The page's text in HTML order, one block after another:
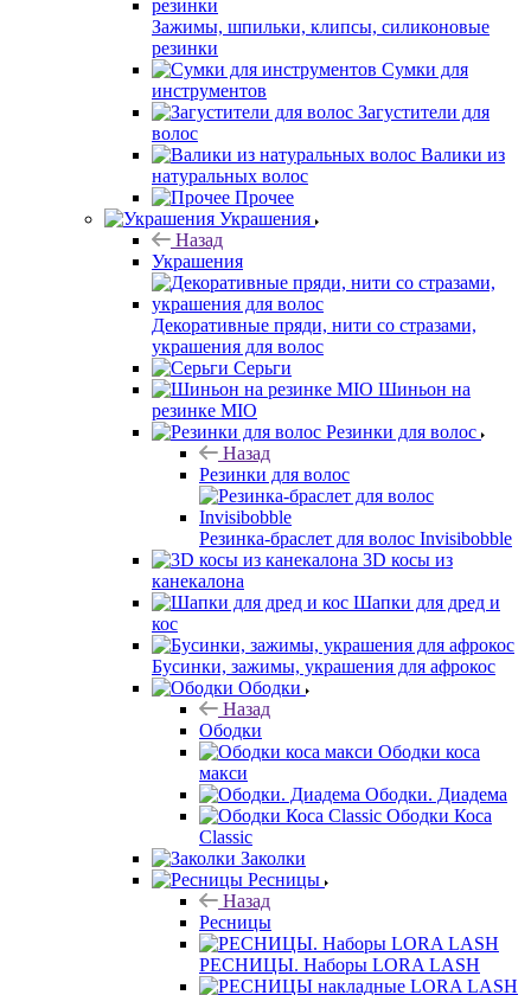
Зажимы, шпильки, клипсы, силиконовые
резинки
Сумки для
инструментов
Загустители для
волос
Валики из
натуральных волос
Прочее
Украшения
Назад
Украшения
Декоративные пряди, нити со стразами,
украшения для волос
Серьги
Шиньон на
резинке MIO
Резинки для волос
Назад
Резинки для волос
Резинка-браслет для волос Invisibobble
3D косы из
канекалона
Шапки для дред и
кос
Бусинки, зажимы, украшения для афрокос
Ободки
Назад
Ободки
Ободки коса
макси
Ободки. Диадема
Ободки Коса
Classic
Заколки
Ресницы
Назад
Ресницы
РЕСНИЦЫ. Наборы LORA LASH